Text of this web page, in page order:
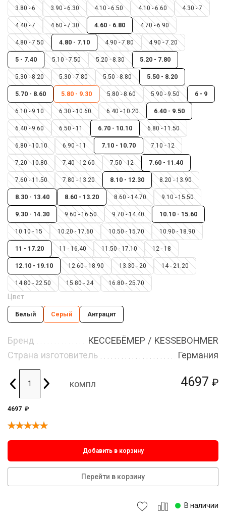
4697 ₽
3.80 - 6 3.90 - 6.30 4.10 - 6.50 4.10 - 6.60 4.30 - 7
4.40 - 7 4.60 - 7.30 4.60 - 6.80 4.70 - 6.90
4.80 - 7.50 4.80 - 7.10 4.90 - 7.80 4.90 - 7.20
5 - 7.40 5.10 - 7.50 5.20 - 8.30 5.20 - 7.80
5.30 - 8.20 5.30 - 7.80 5.50 - 8.80 5.50 - 8.20
5.70 - 8.60 5.80 - 9.30 5.80 - 8.60 5.90 - 9.50 6 - 9
6.10 - 9.10 6.30 - 10.60 6.40 - 10.20 6.40 - 9.50
6.40 - 9.60 6.50 - 11 6.70 - 10.10 6.80 - 11.50
6.80 - 10.10 6.90 - 11 7.10 - 10.70 7.10 - 12
7.20 - 10.80 7.40 - 12.60 7.50 - 12 7.60 - 11.40
7.60 - 11.50 7.80 - 13.20 8.10 - 12.30 8.20 - 13.90
8.30 - 13.40 8.60 - 13.20 8.60 - 14.70 9.10 - 15.50
9.30 - 14.30 9.60 - 16.50 9.70 - 14.40 10.10 - 15.60
10.10 - 15 10.20 - 17.60 10.50 - 15.70 10.90 - 18.90
11 - 17.20 11 - 16.40 11.50 - 17.10 12 - 18
12.10 - 19.10 12.60 - 18.90 13.30 - 20 14 - 21.20
14.80 - 22.50 15.80 - 24 16.80 - 25.70
Цвет
Белый Серый Антрацит
Бренд
КЕССЕБЁМЕР / KESSEBOHMER
Страна изготовитель
Германия
компл
4697 ₽
Добавить в корзину
Перейти в корзину
В наличии